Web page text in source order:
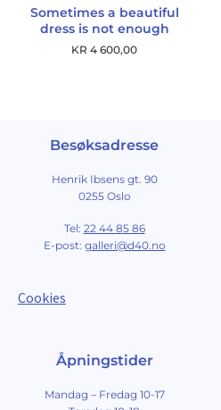
Sometimes a beautiful
dress is not enough
KR 4 600,00
Besøksadresse
Henrik Ibsens gt. 90
0255 Oslo
Tel: 22 44 85 86
E-post: galleri@d40.no
Cookies
Åpningstider
Mandag – Fredag 10-17